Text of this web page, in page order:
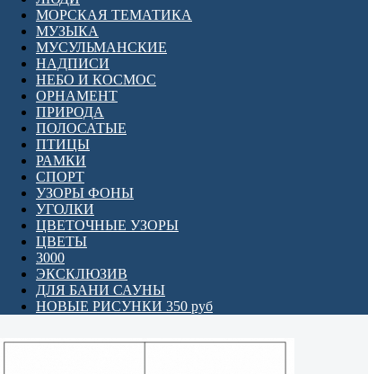
МОРСКАЯ ТЕМАТИКА
МУЗЫКА
МУСУЛЬМАНСКИЕ
НАДПИСИ
НЕБО И КОСМОС
ОРНАМЕНТ
ПРИРОДА
ПОЛОСАТЫЕ
ПТИЦЫ
РАМКИ
СПОРТ
УЗОРЫ ФОНЫ
УГОЛКИ
ЦВЕТОЧНЫЕ УЗОРЫ
ЦВЕТЫ
3000
ЭКСКЛЮЗИВ
ДЛЯ БАНИ САУНЫ
НОВЫЕ РИСУНКИ 350 руб